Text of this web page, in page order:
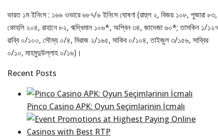
ভারত ১ম ইনিংস : ১৬৬ ওভারে ৬৮৭/৬ ইনিংস ঘোষণা (রাহুল ২, বিজয় ১০৮, পুজারা ৮৩,
কোহলি ২০৪, রাহানে ৮২, ঋদ্ধিমান ১০৬*, অশ্বিন ৩৪, জাদেজা ৬০*; তাসকিন ১/
রাব্বি ০/১০০, সৌম্য ০/৪, মিরাজ ২/১৬৫, সাকিব ০/১০৪, তাইজুল ৩/১৫৬, সাব্বির
০/১০, মাহমুদুউল্লাহ ০/১৬)।
Recent Posts
Pinco Casino APK: Oyun Seçimlərinin İcmalı